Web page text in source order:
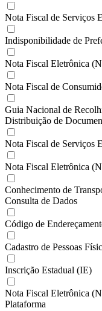
Nota Fiscal de Serviços
Indisponibilidade de
Nota Fiscal Eletrônica
Nota Fiscal de
Guia Nacional de
Distribuição de
Nota Fiscal de Serviços
Nota Fiscal Eletrônica
Conhecimento de
Consulta de Dados
Código de
Cadastro de Pessoas
Inscrição Estadual (IE)
Nota Fiscal Eletrônica
Plataforma